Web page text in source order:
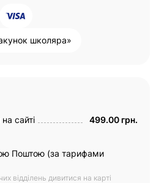
школяра»
сайті 499.00 грн.
Поштою (за тарифами
відділень дивитися на карті